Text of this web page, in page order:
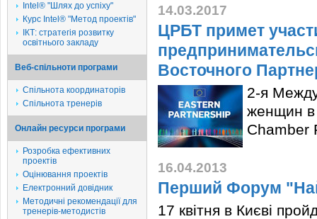
Intel® "Шлях до успіху"
Курс Intel® "Метод проектів"
ІКТ: стратегія розвитку
освітнього закладу
Веб-спільноти програми
Спільнота координаторів
Спільнота тренерів
Онлайн ресурси програми
Розробка ефективних
проектів
Оцінювання проектів
Електронний довідник
Методичні рекомендації для
тренерів-методистів
14.03.2017
ЦРБТ примет
Восточного
2-я
женщин в
Chamber
16.04.2013
Перший Форум
17 квітня в Києві